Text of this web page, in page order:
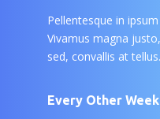
Pellentesque in
Vivamus magna
sed, convallis at tellus.
Every Other Week